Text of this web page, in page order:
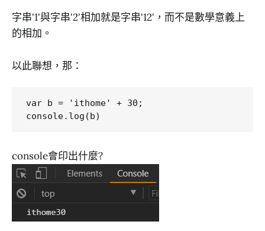
字串'1'與字串'2'相加就是字串'12'，而不是數學意義上
的相加。
以此聯想，那：
var b = 'ithome' + 30;
console會印出什麼?